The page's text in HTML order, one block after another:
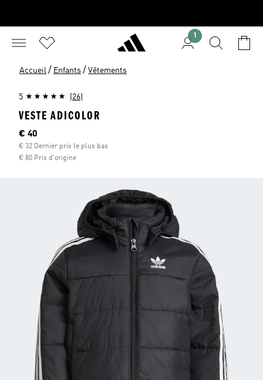
1
Accueil / Enfants / Vêtements
5 (26)
VESTE ADICOLOR
Current price
€ 40
€ 32 Dernier prix le plus bas
€ 80 Prix d'origine